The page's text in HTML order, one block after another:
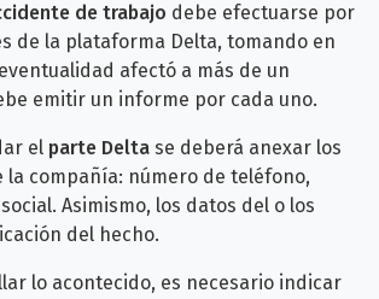
de trabajo debe efectuarse por
de la plataforma Delta, tomando en
afectó a más de un
emitir un informe por cada uno.
el parte Delta se deberá anexar los
la compañía: número de teléfono,
Asimismo, los datos del o los
del hecho.
lo acontecido, es necesario indicar